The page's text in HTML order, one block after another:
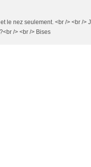
le nez seulement. <br /> <br />
/> <br /> Bises